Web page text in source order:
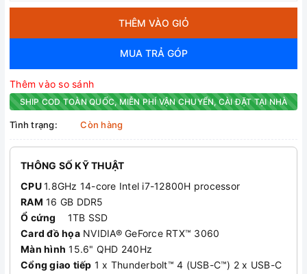
THÊM VÀO GIỎ
MUA TRẢ GÓP
Thêm vào so sánh
SHIP COD TOÀN QUỐC, MIỄN PHÍ VẬN CHUYỂN, CÀI ĐẶT TẠI NHÀ
Tình trạng: Còn hàng
THÔNG SỐ KỸ THUẬT
CPU1.8GHz 14-core Intel i7-12800H processor
RAM 16 GB DDR5
Ổ cứng 1TB SSD
Card đồ họaNVIDIA® GeForce RTX™ 3060
Màn hình 15.6" QHD 240Hz
Cổng giao tiếp 1 x Thunderbolt™ 4 (USB-C™) 2 x USB-C